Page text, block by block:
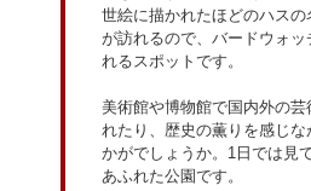
世絵に描かれたほどのハス
が訪れるので、バードウォ
れるスポットです。
美術館や博物館で国内外の
れたり、歴史の薫りを感じ
かがでしょうか。1日では見
あふれた公園です。